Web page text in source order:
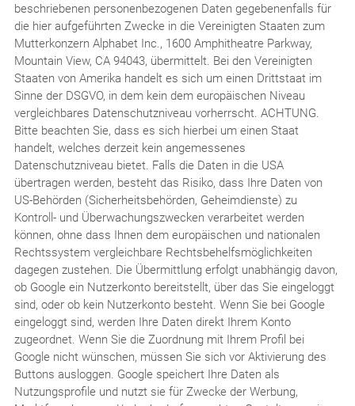
beschriebenen personenbezogenen Daten gegebenenfalls für
die hier aufgeführten Zwecke in die Vereinigten Staaten zum
Mutterkonzern Alphabet Inc., 1600 Amphitheatre Parkway,
Mountain View, CA 94043, übermittelt. Bei den Vereinigten
Staaten von Amerika handelt es sich um einen Drittstaat im
Sinne der DSGVO, in dem kein dem europäischen Niveau
vergleichbares Datenschutzniveau vorherrscht. ACHTUNG.
Bitte beachten Sie, dass es sich hierbei um einen Staat
handelt, welches derzeit kein angemessenes
Datenschutzniveau bietet. Falls die Daten in die USA
übertragen werden, besteht das Risiko, dass Ihre Daten von
US-Behörden (Sicherheitsbehörden, Geheimdienste) zu
Kontroll- und Überwachungszwecken verarbeitet werden
können, ohne dass Ihnen dem europäischen und nationalen
Rechtssystem vergleichbare Rechtsbehelfsmöglichkeiten
dagegen zustehen. Die Übermittlung erfolgt unabhängig davon,
ob Google ein Nutzerkonto bereitstellt, über das Sie eingeloggt
sind, oder ob kein Nutzerkonto besteht. Wenn Sie bei Google
eingeloggt sind, werden Ihre Daten direkt Ihrem Konto
zugeordnet. Wenn Sie die Zuordnung mit Ihrem Profil bei
Google nicht wünschen, müssen Sie sich vor Aktivierung des
Buttons ausloggen. Google speichert Ihre Daten als
Nutzungsprofile und nutzt sie für Zwecke der Werbung,